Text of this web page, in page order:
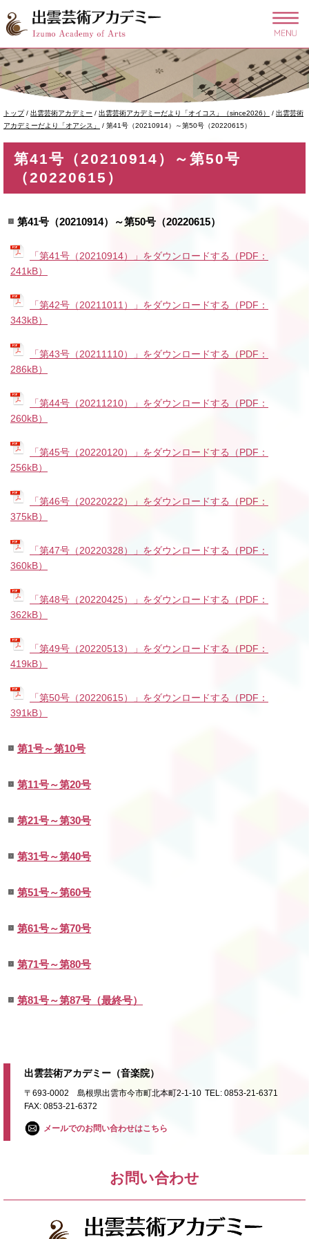
このページの本文へ
現
在
置：
トップ/ 出雲芸術アカデミー / 出雲芸術アカデミーだより「オイコス」（since2026） / 出雲芸術
アカデミーだより「オアシス」
/ 第41号（20210914）～第50号（20220615）
第41号（20210914）～第50号
（20220615）
第41号（20210914）～第50号（20220615）
「第41号（20210914）」をダウンロードする（PDF：
241kB）
「第42号（20211011）」をダウンロードする（PDF：
343kB）
「第43号（20211110）」をダウンロードする（PDF：
286kB）
「第44号（20211210）」をダウンロードする（PDF：
260kB）
「第45号（20220120）」をダウンロードする（PDF：
256kB）
「第46号（20220222）」をダウンロードする（PDF：
375kB）
「第47号（20220328）」をダウンロードする（PDF：
360kB）
「第48号（20220425）」をダウンロードする（PDF：
362kB）
「第49号（20220513）」をダウンロードする（PDF：
419kB）
「第50号（20220615）」をダウンロードする（PDF：
391kB）
第1号～第10号
第11号～第20号
第21号～第30号
第31号～第40号
第51号～第60号
第61号～第70号
第71号～第80号
第81号～第87号（最終号）
出雲芸術アカデミー（音楽院）
〒693-0002 島根県出雲市今市町北本町2-1-10 TEL: 0853-21-6371
FAX: 0853-21-6372
メールでのお問い合わせはこちら
お問い合わせ